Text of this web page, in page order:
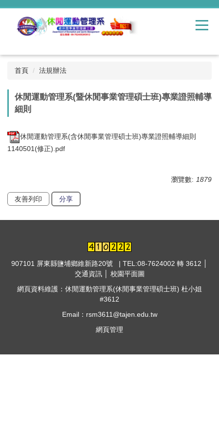
跳
容
首頁 法規辦法
休閒運動管理系(暨休閒事業管理碩士班)專業證照輔導
細則
休閒運動管理系(含休閒事業管理碩士班)專業證照輔導細則
1140501(修正).pdf
瀏覽數: 1879
友善列印 分享
907101 屏東縣鹽埔鄉維新路20號 | TEL:08-7624002 轉 3612 │
交通資訊│ 校園平面圖
網頁資料維護：休閒運動管理系(休閒事業管理碩士班) 杜小姐
#3612
Email：rsm3611@tajen.edu.tw
網頁管理